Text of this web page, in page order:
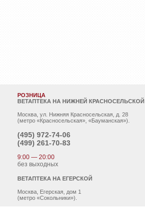
РОЗНИЦА
ВЕТАПТЕКА НА НИЖНЕЙ КРАСНОСЕЛЬСКОЙ
Москва, ул. Нижняя Красносельская, д. 28
(метро «Красносельская», «Бауманская»).
(495) 972-74-06
(499) 261-70-83
9:00 — 20:00
без выходных
ВЕТАПТЕКА НА ЕГЕРСКОЙ
Москва, Егерская, дом 1
(метро «Сокольники»).